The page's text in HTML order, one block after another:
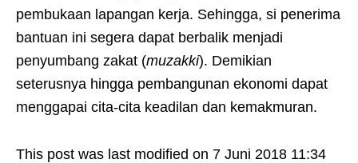
pembukaan lapangan kerja. Sehingga, si penerima
bantuan ini segera dapat berbalik menjadi
penyumbang zakat (muzakki). Demikian
seterusnya hingga pembangunan ekonomi dapat
menggapai cita-cita keadilan dan kemakmuran.
This post was last modified on 7 Juni 2018 11:34